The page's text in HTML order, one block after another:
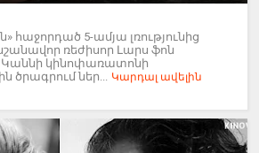
հաջորդած 5-ամյա լռությունից
ռեժիսոր Լարս ֆոն
Կաննի կինոփառատոնի
ծրագրում ներ... Կարդալ ավելին